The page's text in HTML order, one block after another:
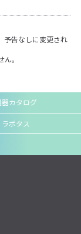
予告なしに変更され
。
器カタログ
ラボタス